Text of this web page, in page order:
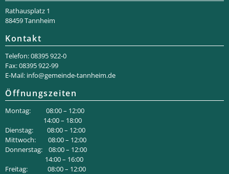
Rathaus­platz 1
88459 Tannheim
Kontakt
Telefon: 08395 922-0
Fax: 08395 922-99
E-Mail: info@gemeinde-tannheim.de
Öffnungszeiten
Montag: 08:00 – 12:00
14:00 – 18:00
Dienstag: 08:00 – 12:00
Mittwoch: 08:00 – 12:00
Donnerstag: 08:00 – 12:00
14:00 – 16:00
Freitag: 08:00 – 12:00